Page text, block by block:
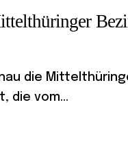
die
die vom...